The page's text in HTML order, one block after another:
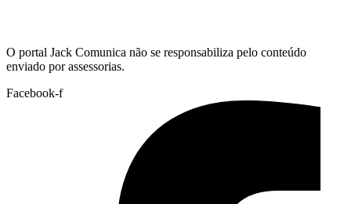
O portal Jack Comunica não se responsabiliza pelo conteúdo
enviado por assessorias.
Facebook-f